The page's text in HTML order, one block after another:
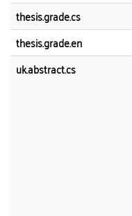
thesis.grade.cs
thesis.grade.en
uk.abstract.cs